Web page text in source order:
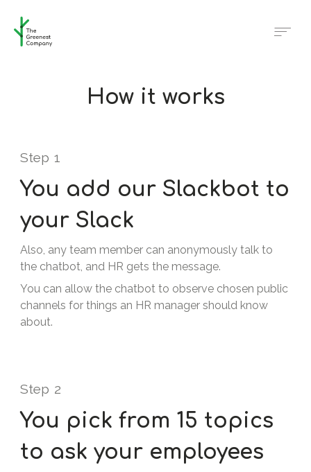
How it works
Step 1
You add our Slackbot to
your Slack
Also, any team member can anonymously talk to
the chatbot, and HR gets the message.
You can allow the chatbot to observe chosen public
channels for things an HR manager should know
about.
Step 2
You pick from 15 topics
to ask your employees